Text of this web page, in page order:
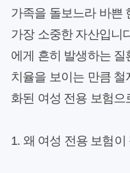
가족을 돌보느라 바쁜
가장 소중한 자산입니
에게 흔히 발생하는
치율을 보이는 만큼
화된 여성 전용 보험
1. 왜 여성 전용 보험